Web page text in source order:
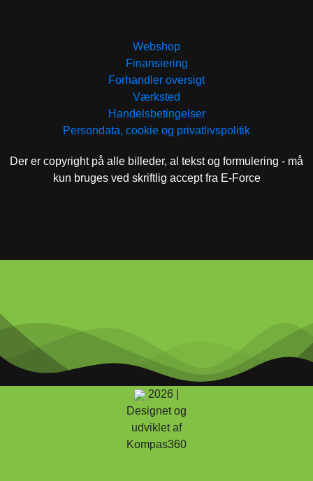
Webshop
Finansiering
Forhandler oversigt
Værksted
Handelsbetingelser
Persondata, cookie og privatlivspolitik
Der er copyright på alle billeder, al tekst og formulering - må
kun bruges ved skriftlig accept fra E-Force
2026 |
Designet og
udviklet af
Kompas360